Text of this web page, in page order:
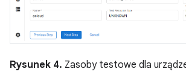
Rysunek 4. Zasoby testowe dla